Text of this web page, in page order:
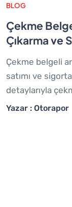
BLOG
Çekme
Çıkarma ve
Çekme belgeli
satımı ve
detaylarıyla
Yazar : Otorapor